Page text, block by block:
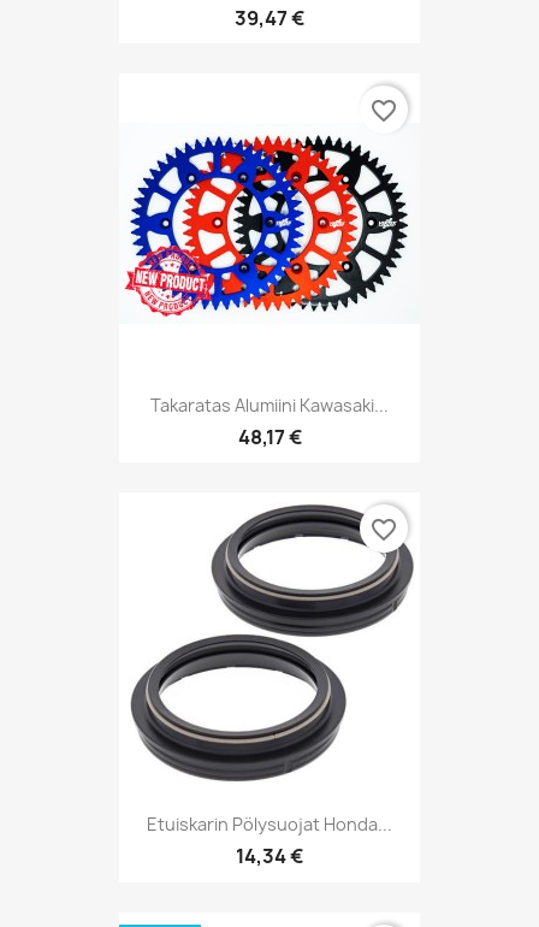
39,47 €
Takaratas Alumiini Kawasaki...
48,17 €
favorite_border
Etuiskarin Pölysuojat Honda...
14,34 €
favorite_border